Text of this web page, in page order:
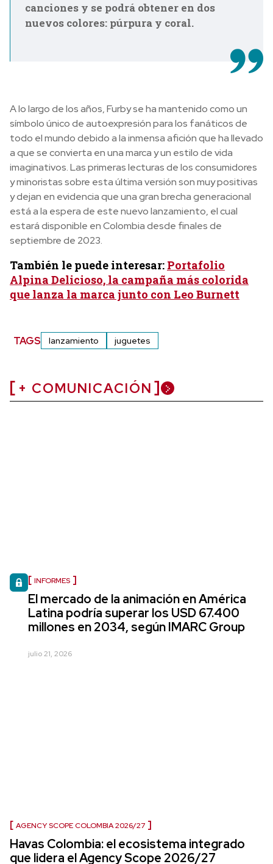
canciones y se podrá obtener en dos
nuevos colores: púrpura y coral.
A lo largo de los años, Furby se ha mantenido como un
símbolo único de autoexpresión para los fanáticos de
todo el mundo debido a la inmensa afición que ha llevado
a que se convierta en una marca y un estilo de vida
imaginativos. Las primeras lecturas de los consumidores
y minoristas sobre esta última versión son muy positivas
y dejan en evidencia que una gran brecha generacional
está a la espera de este nuevo lanzamiento, el cual
estará disponible en Colombia desde finales de
septiembre de 2023.
También le puede interesar: Portafolio
Alpina Delicioso, la campaña más colorida
que lanza la marca junto con Leo Burnett
TAGS lanzamiento juguetes
+ COMUNICACIÓN
INFORMES
El mercado de la animación en América
Latina podría superar los USD 67.400
millones en 2034, según IMARC Group
julio 21, 2026
AGENCY SCOPE COLOMBIA 2026/27
Havas Colombia: el ecosistema integrado
que lidera el Agency Scope 2026/27